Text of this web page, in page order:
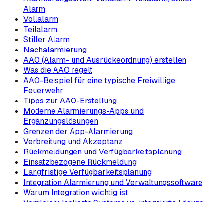
Alarm
Vollalarm
Teilalarm
Stiller Alarm
Nachalarmierung
AAO (Alarm- und Ausrückeordnung) erstellen
Was die AAO regelt
AAO-Beispiel für eine typische Freiwillige
Feuerwehr
Tipps zur AAO-Erstellung
Moderne Alarmierungs-Apps und
Ergänzungslösungen
Grenzen der App-Alarmierung
Verbreitung und Akzeptanz
Rückmeldungen und Verfügbarkeitsplanung
Einsatzbezogene Rückmeldung
Langfristige Verfügbarkeitsplanung
Integration Alarmierung und Verwaltungssoftware
Warum Integration wichtig ist